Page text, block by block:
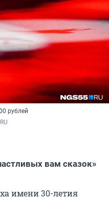
рублей
вам сказок»
имени 30-летия